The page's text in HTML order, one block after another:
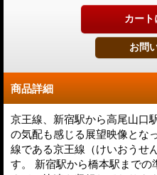
商品詳細
京王線、新宿駅から高尾山口
の気配も感じる展望映像とな
線である京王線（けいおうせ
す。 新宿駅から橋本駅までの